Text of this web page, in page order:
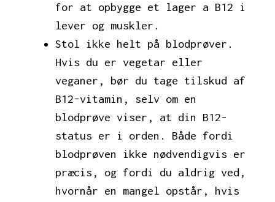
for at opbygge et lager a B12 i
lever og muskler.
Stol ikke helt på blodprøver.
Hvis du er vegetar eller
veganer, bør du tage tilskud af
B12-vitamin, selv om en
blodprøve viser, at din B12-
status er i orden. Både fordi
blodprøven ikke nødvendigvis er
præcis, og fordi du aldrig ved,
hvornår en mangel opstår, hvis